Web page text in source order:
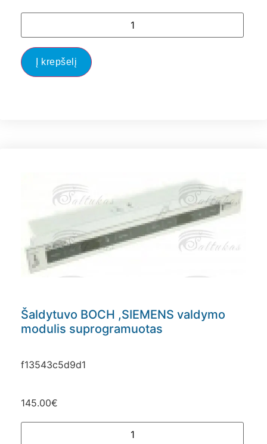
Į krepšelį
Šaldytuvo BOCH ,SIEMENS valdymo
modulis suprogramuotas
f13543c5d9d1
145.00€